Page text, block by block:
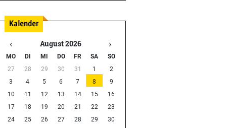
‹ August 2026 ›
MO DI MI DO FR SA
SO
27
28 29 30 31 1
2
3
4 5 6 7 8
9
10
11 12 13 14 15
16
17
18 19 20 21 22
23
24
25 26 27 28 29
30